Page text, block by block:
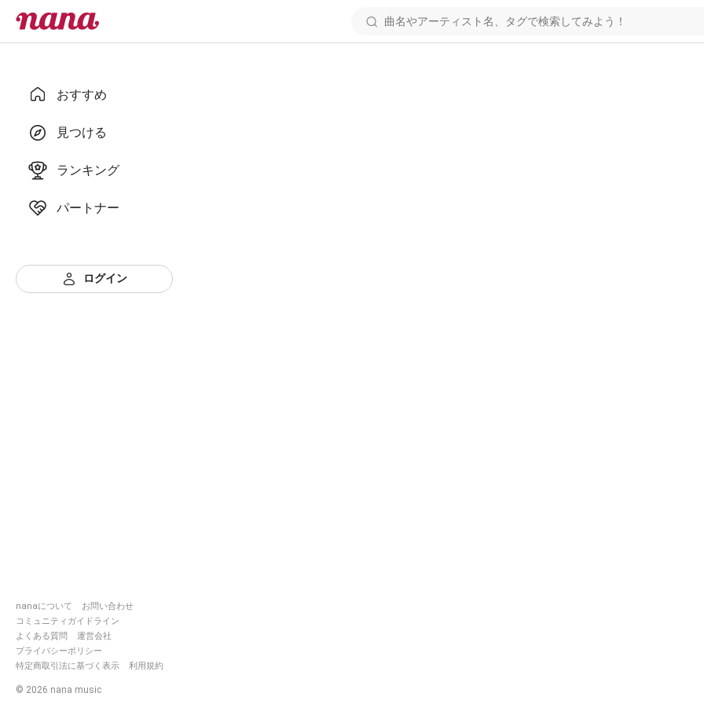
おすすめ
見つける
ランキング
パートナー
ログイン
nanaについて
お問い合わせ
コミュニティガイドライン
よくある質問
運営会社
プライバシーポリシー
特定商取引法に基づく表示
利用規約
© 2026 nana music